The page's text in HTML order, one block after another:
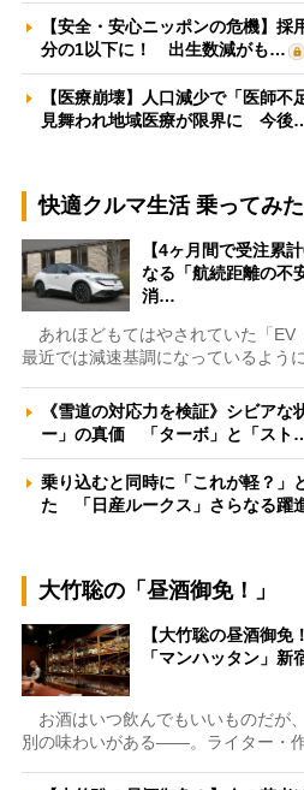
【安全・安心ニッポンの危機】
分の1以下に！ 出生数減がも…
【医療崩壊】人口減少で「医師
見舞われ地域医療が限界に 今後
快適クルマ生活 乗ってみ
【4ヶ月間で受注累
なる「航続距離の不
消…
あれほどもてはやされていた「EV
最近では減速基調になっているよう
《雪道の対応力を検証》シビア
ー」の真価 「ターボ」と「スト
乗り込むと同時に「これが軽？」
た 「日産ルークス」さらなる躍
大竹聡の「昼酒御免！」
【大竹聡の昼酒御免
「マンハッタン」
お酒はいつ飲んでもいいものだが
別の味わいがある――。ライター・